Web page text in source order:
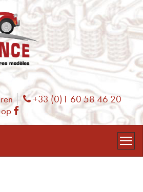
Phone
+33 (0)1 60 58 46 20
Facebook